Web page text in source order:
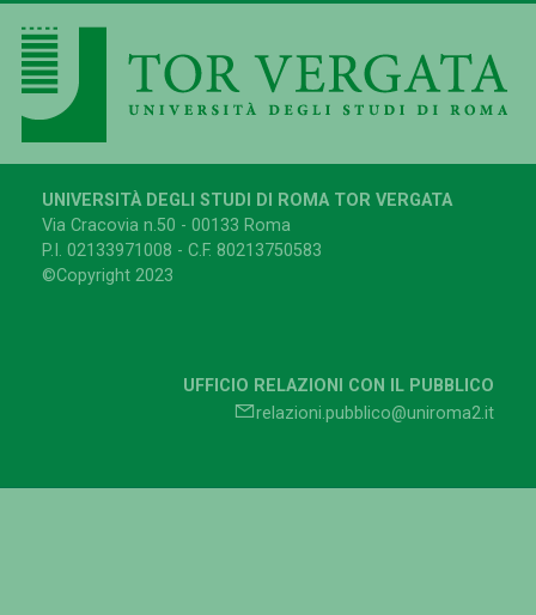
UNIVERSITÀ DEGLI STUDI DI ROMA TOR VERGATA
Via Cracovia n.50 - 00133 Roma
P.I. 02133971008 - C.F. 80213750583
©Copyright 2023
UFFICIO RELAZIONI CON IL PUBBLICO
relazioni.pubblico@uniroma2.it